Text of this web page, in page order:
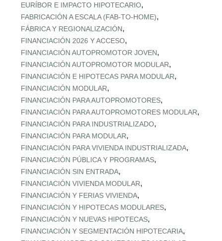
EURÍBOR E IMPACTO HIPOTECARIO,
FABRICACIÓN A ESCALA (FAB‑TO‑HOME),
FÁBRICA Y REGIONALIZACIÓN,
FINANCIACIÓN 2026 Y ACCESO,
FINANCIACIÓN AUTOPROMOTOR JOVEN,
FINANCIACIÓN AUTOPROMOTOR MODULAR,
FINANCIACIÓN E HIPOTECAS PARA MODULAR,
FINANCIACIÓN MODULAR,
FINANCIACIÓN PARA AUTOPROMOTORES,
FINANCIACIÓN PARA AUTOPROMOTORES MODULAR,
FINANCIACIÓN PARA INDUSTRIALIZADO,
FINANCIACIÓN PARA MODULAR,
FINANCIACIÓN PARA VIVIENDA INDUSTRIALIZADA,
FINANCIACIÓN PÚBLICA Y PROGRAMAS,
FINANCIACIÓN SIN ENTRADA,
FINANCIACIÓN VIVIENDA MODULAR,
FINANCIACIÓN Y FERIAS VIVIENDA,
FINANCIACIÓN Y HIPOTECAS MODULARES,
FINANCIACIÓN Y NUEVAS HIPOTECAS,
FINANCIACIÓN Y SEGMENTACIÓN HIPOTECARIA,